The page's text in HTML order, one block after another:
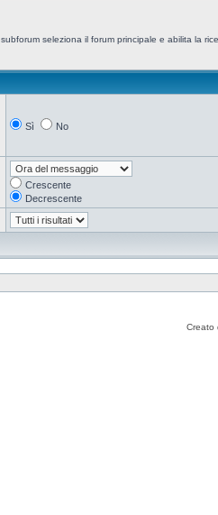
seleziona il forum principale e abilita la
Sì No
Crescente
Decrescente
Creato